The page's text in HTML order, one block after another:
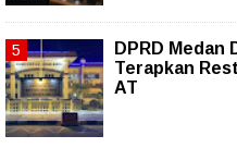
DPRD
Terapkan
AT